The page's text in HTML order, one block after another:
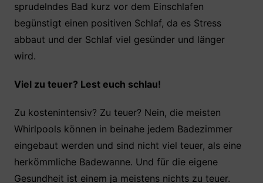
sprudelndes Bad kurz vor dem Einschlafen
begünstigt einen positiven Schlaf, da es Stress
abbaut und der Schlaf viel gesünder und länger
wird.
Viel zu teuer? Lest euch schlau!
Zu kostenintensiv? Zu teuer? Nein, die meisten
Whirlpools können in beinahe jedem Badezimmer
eingebaut werden und sind nicht viel teuer, als eine
herkömmliche Badewanne. Und für die eigene
Gesundheit ist einem ja meistens nichts zu teuer.